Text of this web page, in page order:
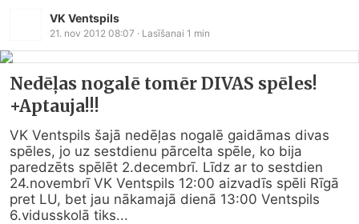
VK Ventspils
21. nov 2012 08:07 · Lasīšanai 1 min
Nedēļas nogalē tomēr DIVAS spēles!
+Aptauja!!!
VK Ventspils šajā nedēļas nogalē gaidāmas divas
spēles, jo uz sestdienu pārcelta spēle, ko bija
paredzēts spēlēt 2.decembrī. Līdz ar to sestdien
24.novembrī VK Ventspils 12:00 aizvadīs spēli Rīgā
pret LU, bet jau nākamajā dienā 13:00 Ventspils
6.vidusskolā tiks...